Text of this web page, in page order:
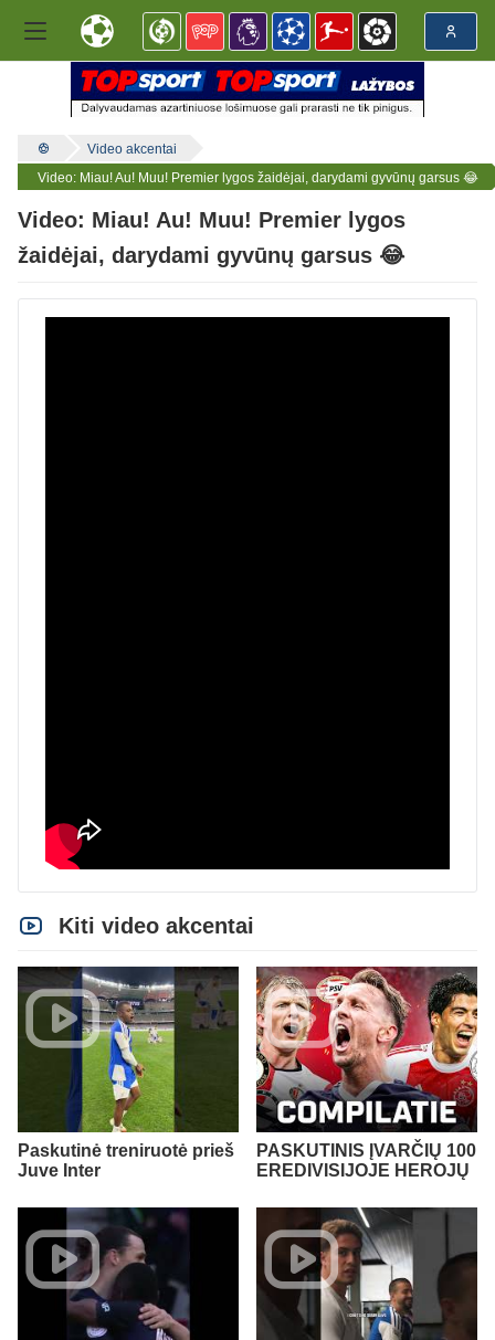
Video akcentai
Video: Miau! Au! Muu! Premier lygos žaidėjai, darydami gyvūnų garsus 😂
Video: Miau! Au! Muu! Premier lygos
žaidėjai, darydami gyvūnų garsus 😂
Kiti video akcentai
Paskutinė treniruotė prieš
Juve Inter
PASKUTINIS ĮVARČIŲ 100
EREDIVISIJOJE HEROJŲ